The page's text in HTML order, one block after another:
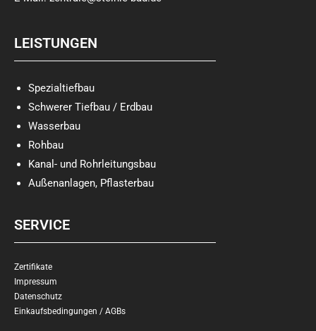
LEISTUNGEN
Spezialtiefbau
Schwerer Tiefbau / Erdbau
Wasserbau
Rohbau
Kanal- und Rohrleitungsbau
Außenanlagen, Pflasterbau
SERVICE
Zertifikate
Impressum
Datenschutz
Einkaufsbedingungen / AGBs